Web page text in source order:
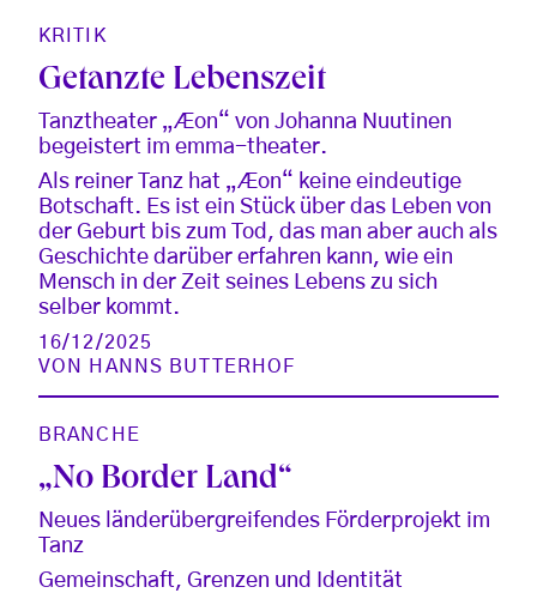
KRITIK
Getanzte Lebenszeit
Tanztheater „Æon“ von Johanna Nuutinen
begeistert im emma-theater.
Als reiner Tanz hat „Æon“ keine eindeutige
Botschaft. Es ist ein Stück über das Leben von
der Geburt bis zum Tod, das man aber auch als
Geschichte darüber erfahren kann, wie ein
Mensch in der Zeit seines Lebens zu sich
selber kommt.
16/12/2025
VON
HANNS BUTTERHOF
BRANCHE
„No Border Land“
Neues länderübergreifendes Förderprojekt im
Tanz
Gemeinschaft, Grenzen und Identität